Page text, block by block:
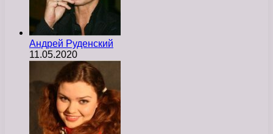
Андрей Руденский
11.05.2020